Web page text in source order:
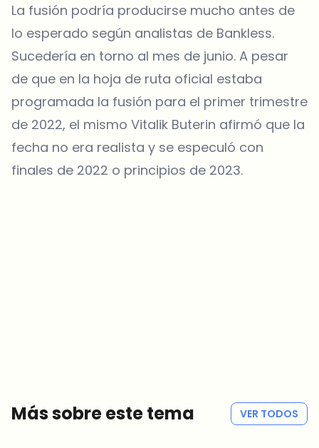
La fusión podría producirse mucho antes de
lo esperado según analistas de Bankless.
Sucedería en torno al mes de junio. A pesar
de que en la hoja de ruta oficial estaba
programada la fusión para el primer trimestre
de 2022, el mismo Vitalik Buterin afirmó que la
fecha no era realista y se especuló con
finales de 2022 o principios de 2023.
Más sobre este tema VER TODOS